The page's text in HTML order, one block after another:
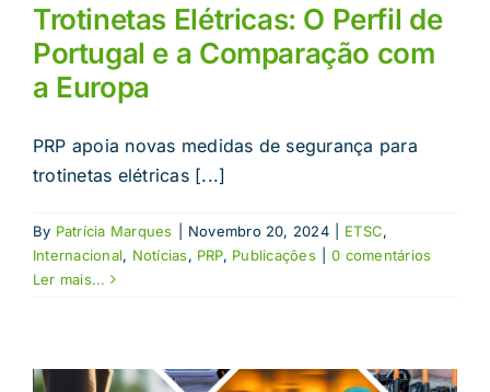
Trotinetas Elétricas: O Perfil de
Portugal e a Comparação com
a Europa
PRP apoia novas medidas de segurança para
trotinetas elétricas [...]
By Patrícia Marques Novembro 20, 2024 ETSC,
Internacional, Notícias, PRP, Publicações
0 comentários
Ler mais...